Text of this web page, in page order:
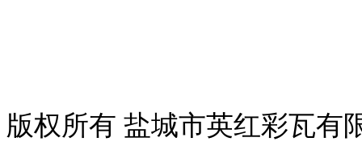
版权所有 盐城市英红彩瓦有